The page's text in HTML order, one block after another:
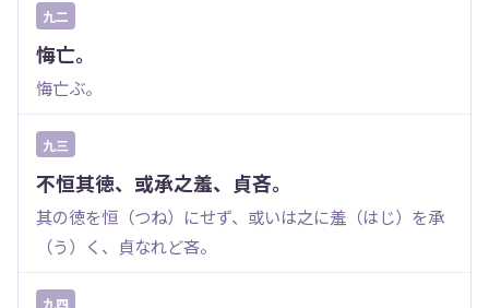
九二
悔亡。
悔亡ぶ。
九三
不恒其徳、或承之羞、貞吝。
其の徳を恒（つね）にせず、或いは之に羞（はじ）を承
（う）く、貞なれど吝。
九四